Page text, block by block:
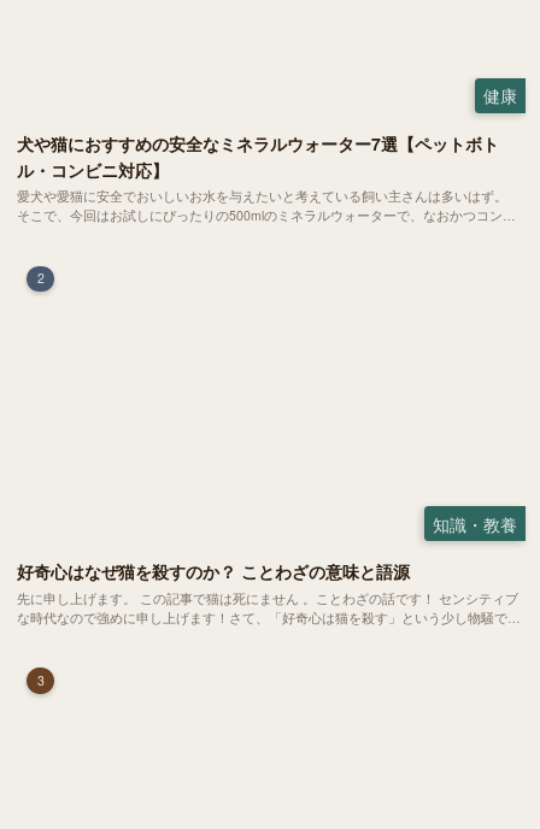
健康
犬や猫におすすめの安全なミネラルウォーター7選【ペットボト
ル・コンビニ対応】
愛犬や愛猫に安全でおいしいお水を与えたいと考えている飼い主さんは多いはず。
そこで、今回はお試しにぴったりの500mlのミネラルウォーターで、なおかつコンビ
2
知識・教養
好奇心はなぜ猫を殺すのか？ ことわざの意味と語源
先に申し上げます。 この記事で猫は死にません 。ことわざの話です！ センシティブ
な時代なので強めに申し上げます！さて、「好奇心は猫を殺す」という少し物騒で、
3